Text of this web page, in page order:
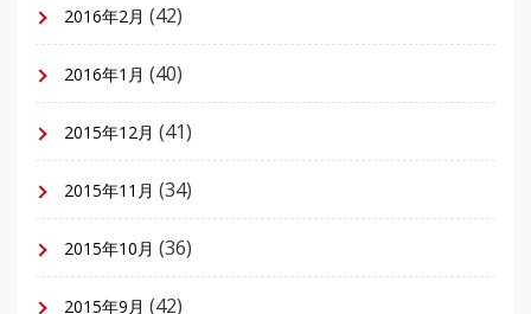
2016年2月 (42)
2016年1月 (40)
2015年12月 (41)
2015年11月 (34)
2015年10月 (36)
2015年9月 (42)